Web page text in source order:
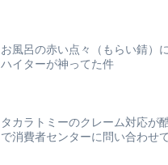
お風呂の赤い点々（もらい錆）
ハイターが神ってた件
タカラトミーのクレーム対応が
で消費者センターに問い合わせ